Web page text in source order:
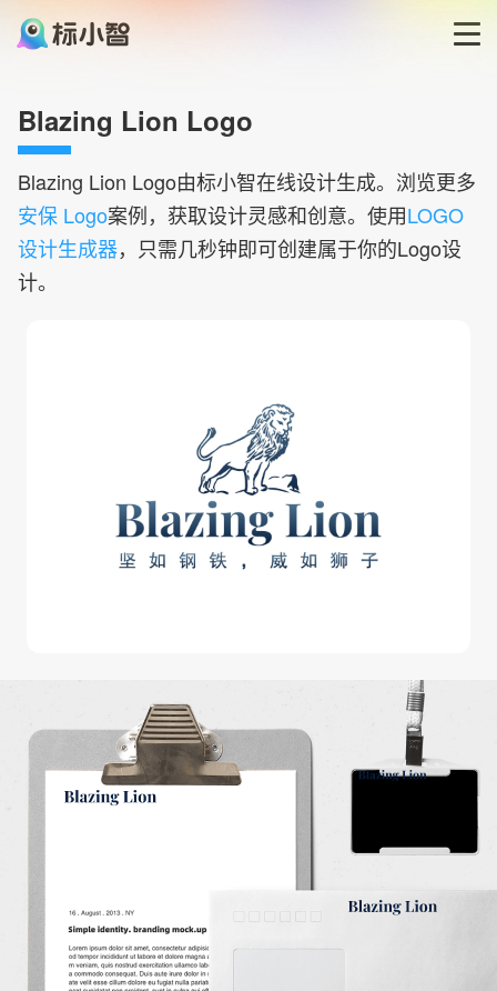
LOGO生成器
LOGO模板
Blazing Lion Logo
Blazing Lion Logo由标小智在线设计生成。浏览更多
安保 Logo案例，获取设计灵感和创意。使用LOGO
设计生成器，只需几秒钟即可创建属于你的Logo设
计。